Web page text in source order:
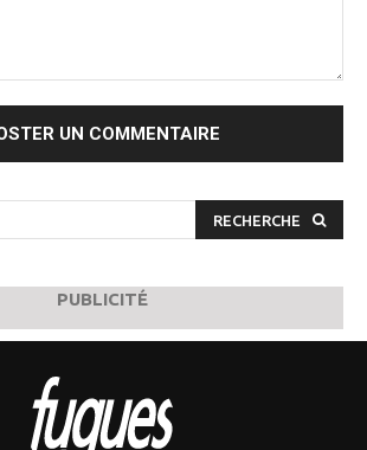
RECHERCHE
PUBLICITÉ